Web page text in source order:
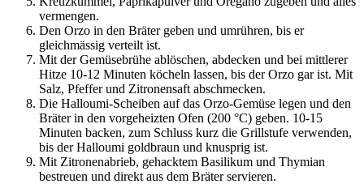
vermengen.
Den Orzo in den Bräter geben und umrühren, bis er
gleichmässig verteilt ist.
Mit der Gemüsebrühe ablöschen, abdecken und bei mittlerer
Hitze 10-12 Minuten köcheln lassen, bis der Orzo gar ist. Mit
Salz, Pfeffer und Zitronensaft abschmecken.
Die Halloumi-Scheiben auf das Orzo-Gemüse legen und den
Bräter in den vorgeheizten Ofen (200 °C) geben. 10-15
Minuten backen, zum Schluss kurz die Grillstufe verwenden,
bis der Halloumi goldbraun und knusprig ist.
Mit Zitronenabrieb, gehacktem Basilikum und Thymian
bestreuen und direkt aus dem Bräter servieren.